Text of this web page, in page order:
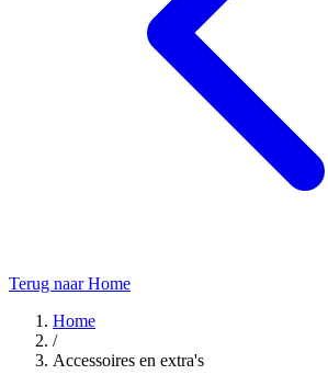
Terug naar Home
Home
/
Accessoires en extra's